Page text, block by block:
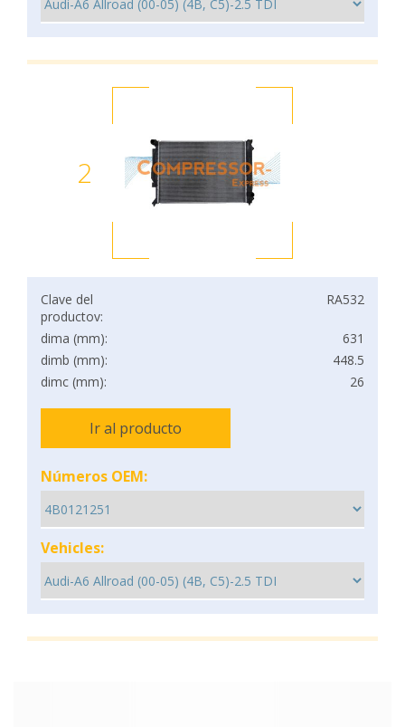
2
Clave del
productov:
RA532
dima (mm):
631
dimb (mm):
448.5
dimc (mm):
26
Ir al producto
Números OEM:
Vehicles: